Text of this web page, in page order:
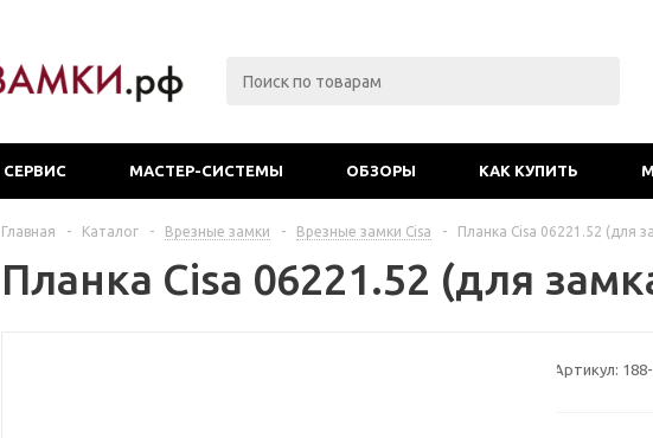
СЕРВИС МАСТЕР-СИСТЕМЫ ОБЗОРЫ КАК КУПИТЬ
Главная - Каталог - Врезные замки - Врезные замки Cisa - Планка Cisa 06221.52 (для
Планка Cisa 06221.52 (для
Артикул: